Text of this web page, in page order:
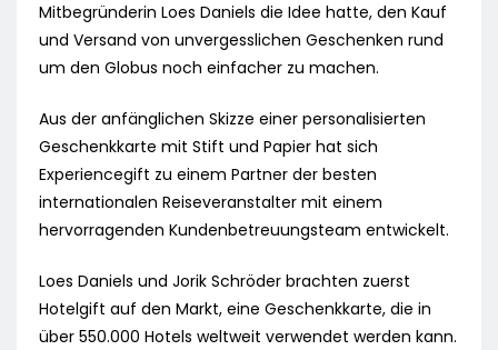
Mitbegründerin Loes Daniels die Idee hatte, den Kauf
und Versand von unvergesslichen Geschenken rund
um den Globus noch einfacher zu machen.
Aus der anfänglichen Skizze einer personalisierten
Geschenkkarte mit Stift und Papier hat sich
Experiencegift zu einem Partner der besten
internationalen Reiseveranstalter mit einem
hervorragenden Kundenbetreuungsteam entwickelt.
Loes Daniels und Jorik Schröder brachten zuerst
Hotelgift auf den Markt, eine Geschenkkarte, die in
über 550.000 Hotels weltweit verwendet werden kann.